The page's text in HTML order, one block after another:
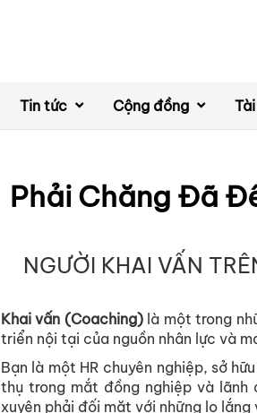
Tin tức Cộng đồng
Phải Chăng Đã
NGƯỜI KHAI VẤN
Khai vấn (Coaching)là một trong
triển nội tại của nguồn nhân lực và
Bạn là một HR chuyên nghiệp, sở
thụ trong mắt đồng nghiệp và lãnh
xuyên phải đối mặt với những lo